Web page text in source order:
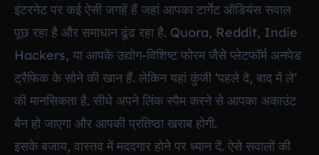
इंटरनेट पर कई ऐसी जगहें हैं जहां आपका टार्गेट ऑडियंस सवाल
पूछ रहा है और समाधान ढूंढ रहा है. Quora, Reddit, Indie
Hackers, या आपके उद्योग-विशिष्ट फोरम जैसे प्लेटफॉर्म अनपेड
ट्रैफिक के सोने की खान हैं. लेकिन यहां कुंजी ‘पहले दे, बाद में ले’
की मानसिकता है. सीधे अपने लिंक स्पैम करने से आपका अकाउंट
बैन हो जाएगा और आपकी प्रतिष्ठा खराब होगी.
इसके बजाय, वास्तव में मददगार होने पर ध्यान दें. ऐसे सवालों की